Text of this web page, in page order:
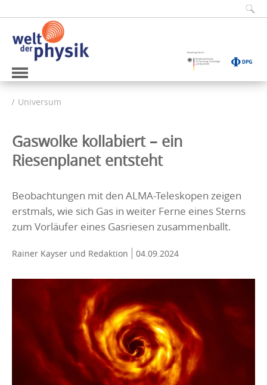
Universum
Gaswolke kollabiert – ein
Riesenplanet entsteht
Beobachtungen mit den ALMA-Teleskopen zeigen
erstmals, wie sich Gas in weiter Ferne eines Sterns
zum Vorläufer eines Gasriesen zusammenballt.
Rainer Kayser und Redaktion 04.09.2024